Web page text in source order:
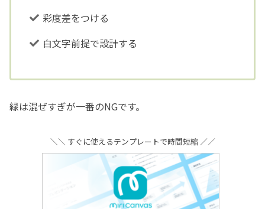
彩度差をつける
白文字前提で設計する
緑は混ぜすぎが一番のNGです。
＼＼ すぐに使えるテンプレートで時間短縮 ／／